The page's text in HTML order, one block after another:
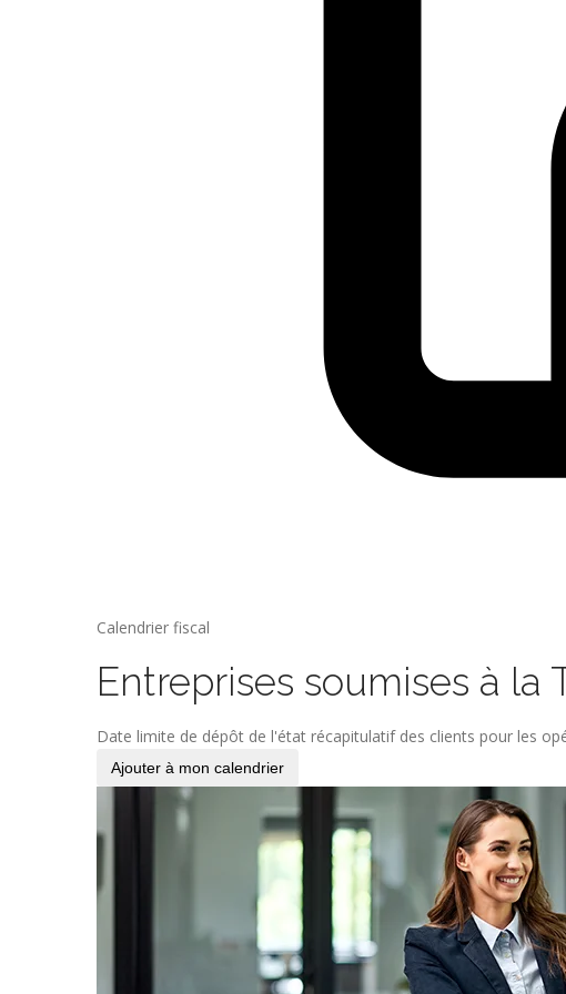
Calendrier fiscal
Entreprises soumises à la
Date limite de dépôt de l'état récapitulatif des clients pour les
Ajouter à mon calendrier